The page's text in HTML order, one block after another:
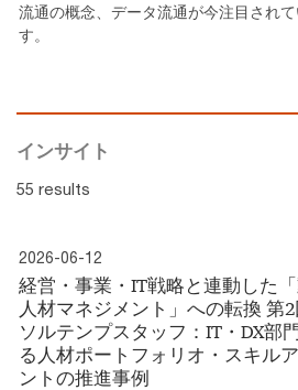
流通の概念、データ流通が今注目され
す。
インサイト
55 results
2026-06-12
経営・事業・IT戦略と連動した
人材マネジメント」への転換 第
ソルテンプスタッフ：IT・DX部
る人材ポートフォリオ・スキル
ントの推進事例